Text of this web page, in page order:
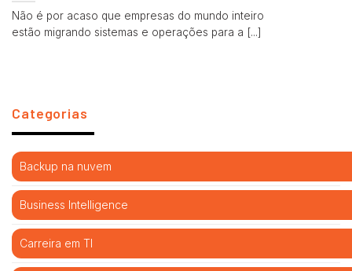
Não é por acaso que empresas do mundo inteiro
estão migrando sistemas e operações para a [...]
Categorias
Backup na nuvem
Business Intelligence
Carreira em TI